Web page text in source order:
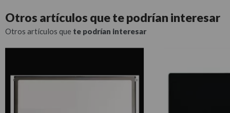
Otros artículos quete podrían interesar
Otros artículos que te podrían interesar